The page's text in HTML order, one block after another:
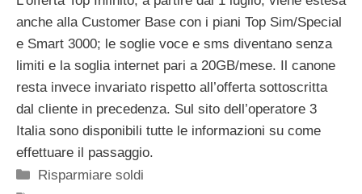
anche alla Customer Base con i piani Top Sim/Special
e Smart 3000; le soglie voce e sms diventano senza
limiti e la soglia internet pari a 20GB/mese. Il canone
resta invece invariato rispetto all’offerta sottoscritta
dal cliente in precedenza. Sul sito dell’operatore 3
Italia sono disponibili tutte le informazioni su come
effettuare il passaggio.
Categorie
Risparmiare soldi